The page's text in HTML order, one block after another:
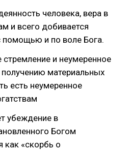
человека, вера в
и всего добивается
помощью и по воле Бога.
стремление и неумеренное
материальных
есть неумеренное
убеждение в
Богом
как «скорбь о